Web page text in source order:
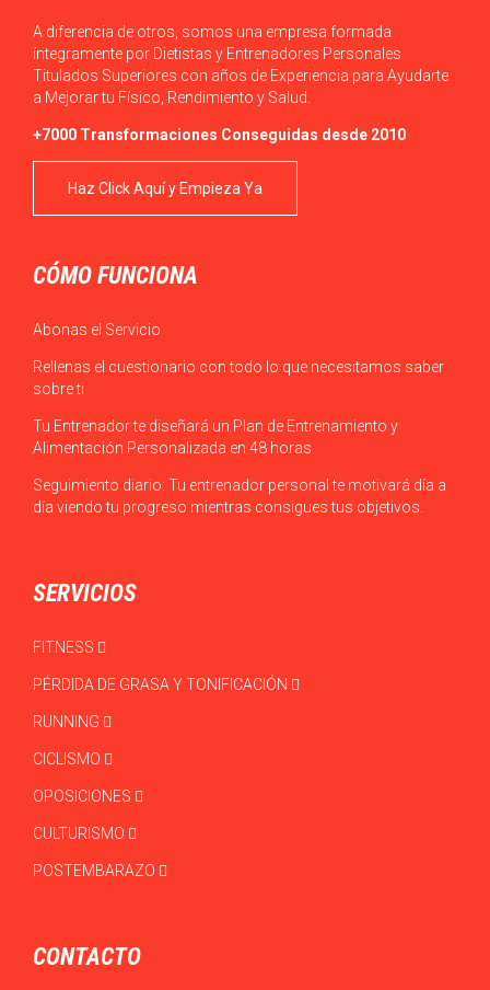
A diferencia de otros, somos una empresa formada
íntegramente por Dietistas y Entrenadores Personales
Titulados Superiores con años de Experiencia para Ayudarte
a Mejorar tu Físico, Rendimiento y Salud.
+7000 Transformaciones Conseguidas desde 2010
Haz Click Aquí y Empieza Ya
CÓMO FUNCIONA
Abonas el Servicio
Rellenas el cuestionario con todo lo que necesitamos saber
sobre ti
Tu Entrenador te diseñará un Plan de Entrenamiento y
Alimentación Personalizada en 48 horas
Seguimiento diario: Tu entrenador personal te motivará día a
día viendo tu progreso mientras consigues tus objetivos.
SERVICIOS
FITNESS
PÉRDIDA DE GRASA Y TONIFICACIÓN
RUNNING
CICLISMO
OPOSICIONES
CULTURISMO
POSTEMBARAZO
CONTACTO